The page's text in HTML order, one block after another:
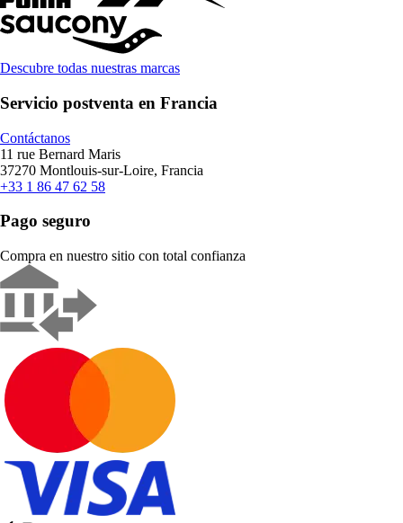
Descubre todas nuestras marcas
Servicio postventa en Francia
Contáctanos
11 rue Bernard Maris
37270 Montlouis-sur-Loire, Francia
+33 1 86 47 62 58
Pago seguro
Compra en nuestro sitio con total confianza